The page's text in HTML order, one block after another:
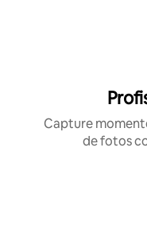
Capture
de fotos